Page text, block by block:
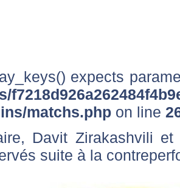
expects
matchs.php on line
Davit Zirakashvili
suite à la